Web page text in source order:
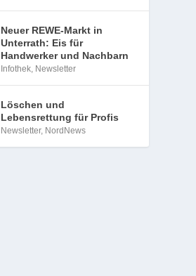
Neuer REWE-Markt in
Unterrath: Eis für
Handwerker und Nachbarn
Infothek, Newsletter
Löschen und
Lebensrettung für Profis
Newsletter, NordNews